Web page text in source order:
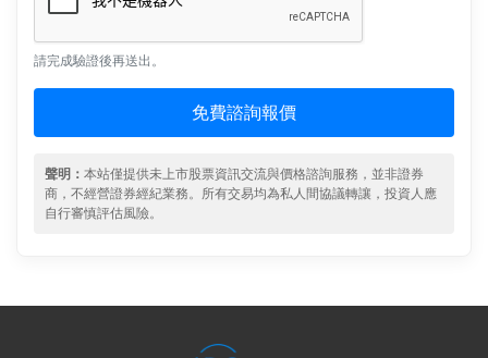
請完成驗證後再送出。
免費諮詢報價
聲明： 本站僅提供未上市股票資訊交流與價格諮詢服務，並非證券
商，不經營證券經紀業務。所有交易均為私人間協議轉讓，投資人應
自行審慎評估風險。